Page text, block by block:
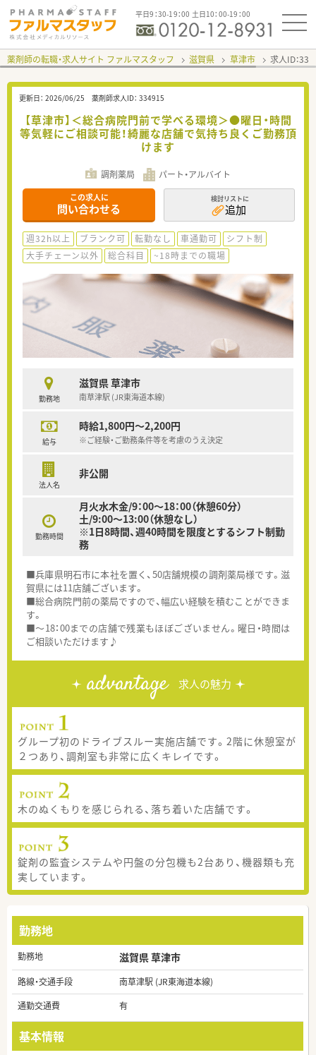
平日9：30-19：00 土日10：00-19：00
薬剤師の転職・求人サイト ファルマスタッフ 滋賀県 草津市 求人ID：
更新日： 2026/06/25 薬剤師求人ID： 334915
【草津市】＜総合病院門前で学べる環境＞●曜日・時間
等気軽にご相談可能！綺麗な店舗で気持ち良くご勤務頂
けます
調剤薬局 パート・アルバイト
この求人に
問い合わせる
検討リストに
追加
週32h以上 ブランク可 転勤なし 車通勤可
シフト制
大手チェーン以外
総合科目 ~18時までの職場
勤務地
滋賀県 草津市
南草津駅 (JR東海道本線)
給与
時給1,800円～2,200円
※ご経験・ご勤務条件等を考慮のうえ決定
法人名
非公開
勤務時間
月火水木金/9：00～18：00（休憩60分）
土/9:00～13:00（休憩なし）
※1日8時間、週40時間を限度とするシフト制勤
務
■兵庫県明石市に本社を置く、50店舗規模の調剤薬局様です。滋
賀県には11店舗ございます。
■総合病院門前の薬局ですので、幅広い経験を積むことができま
す。
■～18：00までの店舗で残業もほぼございません。曜日・時間は
ご相談いただけます♪
advantage 求人の魅力
グループ初のドライブスルー実施店舗です。2階に休憩室が
２つあり、調剤室も非常に広くキレイです。
木のぬくもりを感じられる、落ち着いた店舗です。
錠剤の監査システムや円盤の分包機も2台あり、機器類も充
実しています。
勤務地
勤務地 滋賀県 草津市
路線・交通手段
南草津駅 (JR東海道本線)
通勤交通費
有
基本情報